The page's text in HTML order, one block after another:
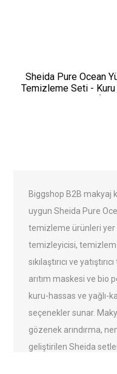
Sheida Pure Ocean
Temizleme Seti -
Biggshop B2B makyaj
uygun Sheida Pure
temizleme ürünleri yer
temizleyicisi,
sıkılaştırıcı ve
arıtım maskesi ve bio
kuru-hassas ve yağlı-
seçenekler sunar.
gözenek arındırma,
geliştirilen Sheida